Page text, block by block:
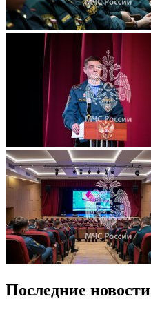
Последние новости